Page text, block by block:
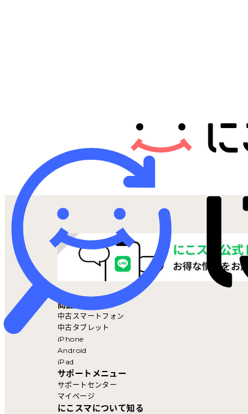
ニュース
にこスマ通信
マイページ
商品を探す
中古スマートフォン
中古タブレット
iPhone
Android
iPad
サポートメニュー
サポートセンター
マイページ
にこスマについて知る